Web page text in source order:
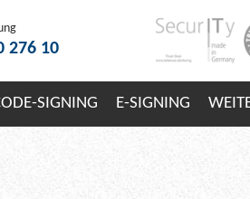
276 10
SIGNING E-SIGNING